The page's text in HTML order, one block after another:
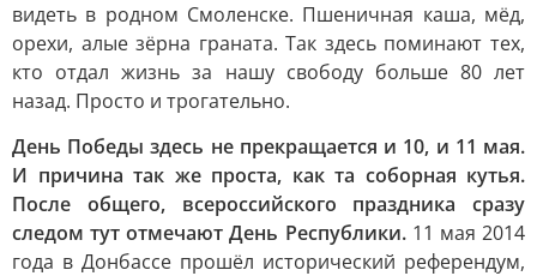
видеть в родном Смоленске. Пшеничная каша, мёд,
орехи, алые зёрна граната. Так здесь поминают тех,
кто отдал жизнь за нашу свободу больше 80 лет
назад. Просто и трогательно.
День Победы здесь не прекращается и 10, и 11 мая.
И причина так же проста, как та соборная кутья.
После общего, всероссийского праздника сразу
следом тут отмечают День Республики.11 мая 2014
года в Донбассе прошёл исторический референдум,